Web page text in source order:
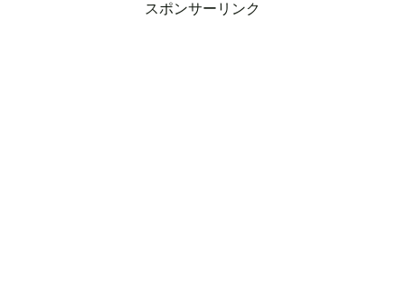
スポンサーリンク